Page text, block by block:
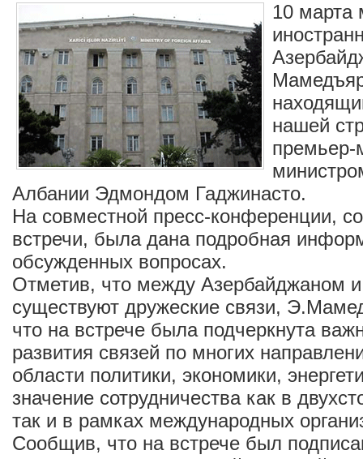
10 марта
нашей
премьер-
Албании Эдмондом Гаджинасто.
На совместной пресс-конференции,
встречи, была дана подробная
обсужденных вопросах.
Отметив, что между Азербайджаном
существуют дружеские связи,
что на встрече была подчеркнута
развития связей по многих
области политики, экономики,
значение сотрудничества как в
так и в рамках международных
Сообщив, что на встрече был